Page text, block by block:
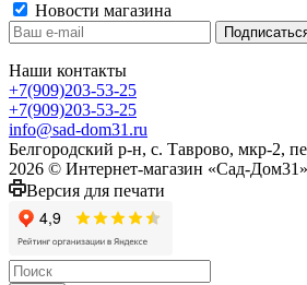
Новости магазина
Наши контакты
+7(909)203-53-25
+7(909)203-53-25
info@sad-dom31.ru
Белгородский р-н, с. Таврово, мкр-2,
2026 © Интернет-магазин «Сад-Дом31»
Версия для печати